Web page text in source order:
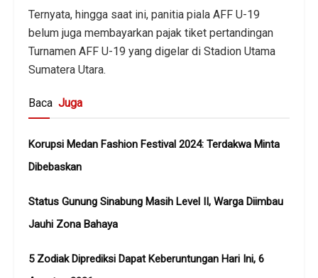
Ternyata, hingga saat ini, panitia piala AFF U-19
belum juga membayarkan pajak tiket pertandingan
Turnamen AFF U-19 yang digelar di Stadion Utama
Sumatera Utara.
Baca Juga
Korupsi Medan Fashion Festival 2024: Terdakwa Minta
Dibebaskan
Status Gunung Sinabung Masih Level II, Warga Diimbau
Jauhi Zona Bahaya
5 Zodiak Diprediksi Dapat Keberuntungan Hari Ini, 6